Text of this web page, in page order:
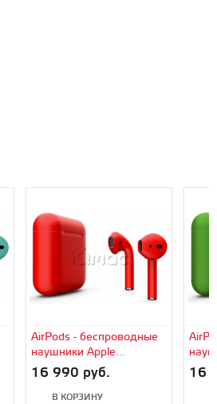
AirPods - беспроводные
наушники Apple
(Красный, матовый)
16 990 руб.
В КОРЗИНУ
16